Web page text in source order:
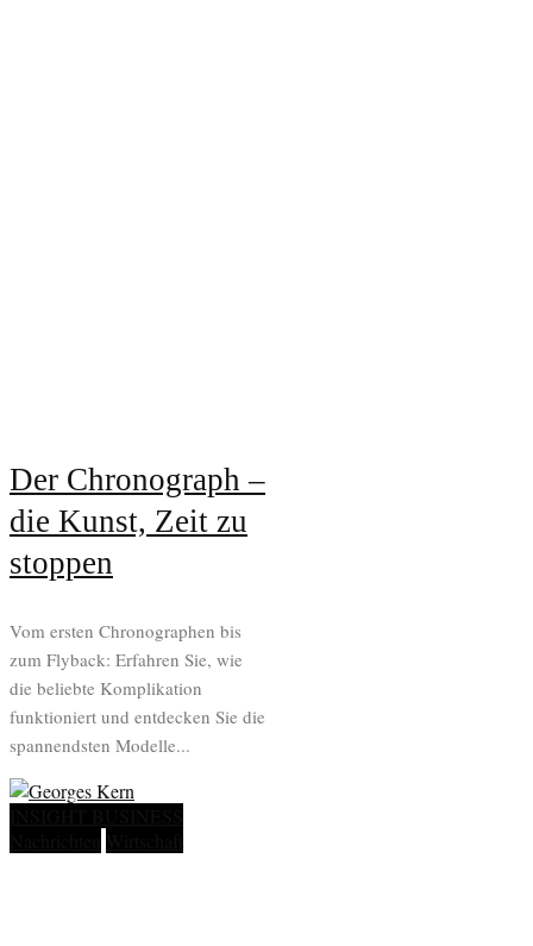
Der Chronograph –
die Kunst, Zeit zu
stoppen
Vom ersten Chronographen bis
zum Flyback: Erfahren Sie, wie
die beliebte Komplikation
funktioniert und entdecken Sie die
spannendsten Modelle...